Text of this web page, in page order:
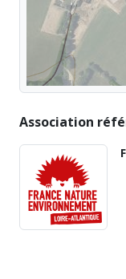
Association